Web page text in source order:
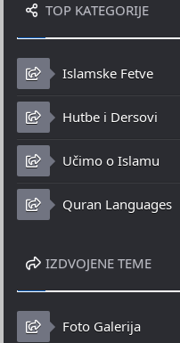
TOP KATEGORIJE
Islamske Fetve
Hutbe i Dersovi
Učimo o Islamu
Quran Languages
IZDVOJENE TEME
Foto Galerija